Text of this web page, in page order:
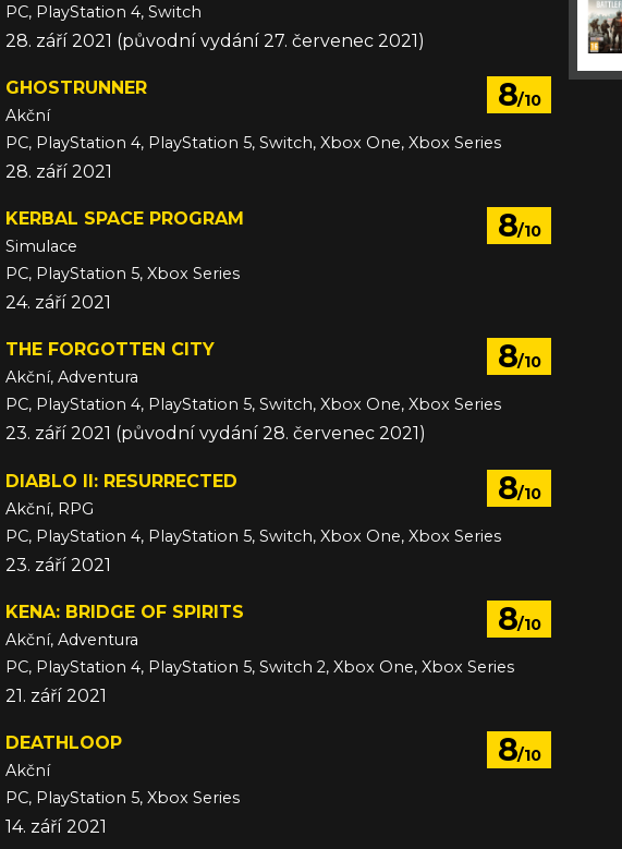
PC, PlayStation 4, Switch
28. září 2021 (původní vydání 27. červenec 2021)
8/10
GHOSTRUNNER
Akční
PC, PlayStation 4, PlayStation 5, Switch, Xbox One, Xbox Series
28. září 2021
8/10
KERBAL SPACE PROGRAM
Simulace
PC, PlayStation 5, Xbox Series
24. září 2021
8/10
THE FORGOTTEN CITY
Akční, Adventura
PC, PlayStation 4, PlayStation 5, Switch, Xbox One, Xbox Series
23. září 2021 (původní vydání 28. červenec 2021)
8/10
DIABLO II: RESURRECTED
Akční, RPG
PC, PlayStation 4, PlayStation 5, Switch, Xbox One, Xbox Series
23. září 2021
8/10
KENA: BRIDGE OF SPIRITS
Akční, Adventura
PC, PlayStation 4, PlayStation 5, Switch 2, Xbox One, Xbox Series
21. září 2021
8/10
DEATHLOOP
Akční
PC, PlayStation 5, Xbox Series
14. září 2021